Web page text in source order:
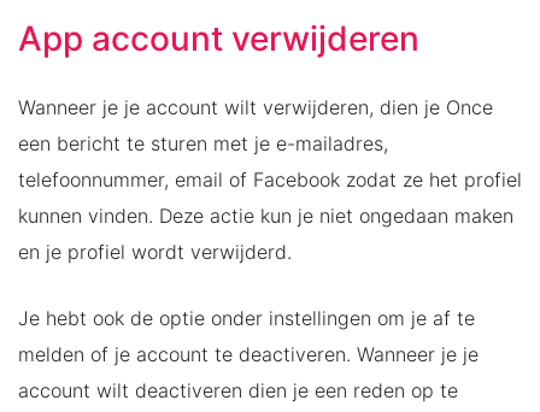
App account verwijderen
Wanneer je je account wilt verwijderen, dien je Once
een bericht te sturen met je e-mailadres,
telefoonnummer, email of Facebook zodat ze het profiel
kunnen vinden. Deze actie kun je niet ongedaan maken
en je profiel wordt verwijderd.
Je hebt ook de optie onder instellingen om je af te
melden of je account te deactiveren. Wanneer je je
account wilt deactiveren dien je een reden op te